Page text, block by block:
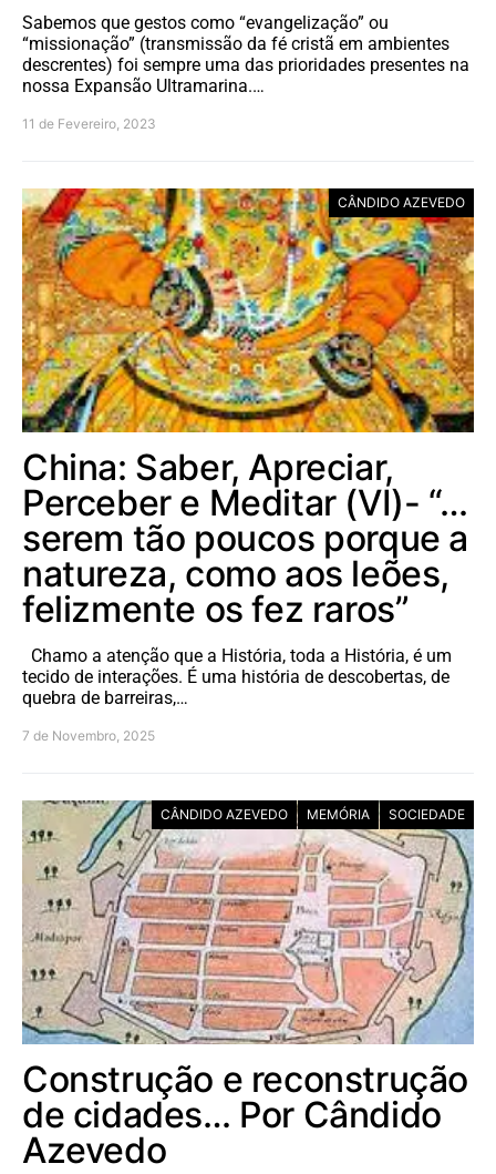
Sabemos que gestos como “evangelização” ou
“missionação” (transmissão da fé cristã em ambientes
descrentes) foi sempre uma das prioridades presentes na
nossa Expansão Ultramarina.…
11 de Fevereiro, 2023
CÂNDIDO AZEVEDO
China: Saber, Apreciar,
Perceber e Meditar (VI)- “…
serem tão poucos porque a
natureza, como aos leões,
felizmente os fez raros”
Chamo a atenção que a História, toda a História, é um
tecido de interações. É uma história de descobertas, de
quebra de barreiras,…
7 de Novembro, 2025
CÂNDIDO AZEVEDO MEMÓRIA SOCIEDADE
Construção e reconstrução
de cidades… Por Cândido
Azevedo